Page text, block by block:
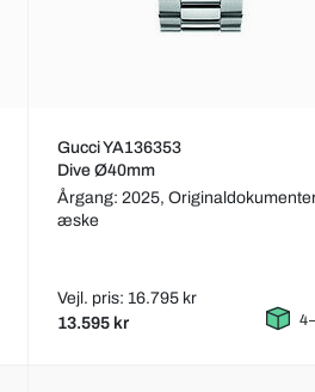
Gucci YA136353
Dive Ø40mm
Årgang: 2025,
æske
Vejl. pris: 16.795 kr
13.595 kr